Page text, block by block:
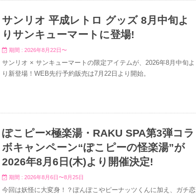
サンリオ 平成レトロ グッズ 8月中旬よ
りサンキューマートに登場!
期間 : 2026年8月22日〜
サンリオ × サンキューマートの限定アイテムが、2026年8月中旬よ
り新登場！WEB先行予約販売は7月22日より開始。
ぽこピー×極楽湯・RAKU SPA第3弾コラ
ボキャンペーン“ぽこピーの怪楽湯”が
2026年8月6日(木)より開催決定!
期間 : 2026年8月6日〜8月25日
今回は妖怪に大変身！？ぽんぽこやピーナッツくんに加え、ガチ恋